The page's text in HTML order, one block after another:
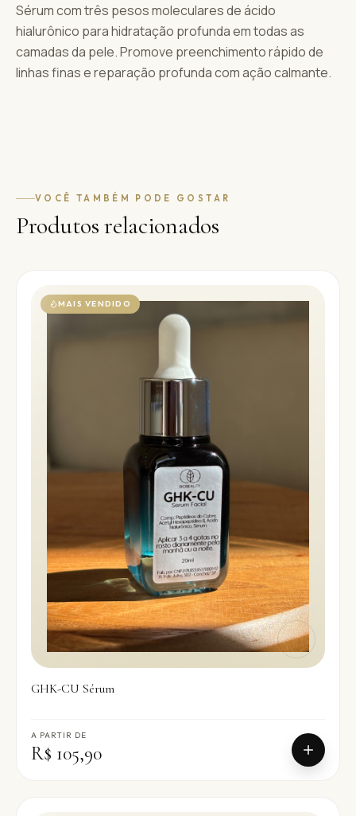
Sérum com três pesos moleculares de ácido
hialurônico para hidratação profunda em todas as
camadas da pele. Promove preenchimento rápido de
linhas finas e reparação profunda com ação calmante.
VOCÊ TAMBÉM PODE GOSTAR
Produtos relacionados
MAIS VENDIDO
GHK-CU Sérum
A PARTIR DE
R$ 105,90